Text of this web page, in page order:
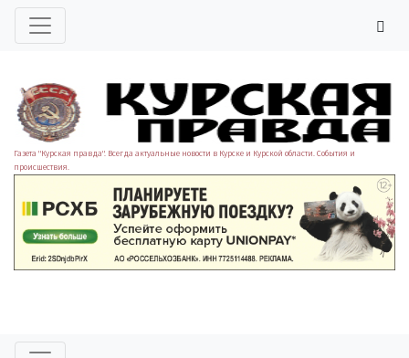
Газета "Курская правда". Всегда актуальные новости в Курске и Курской области. События и
происшествия.